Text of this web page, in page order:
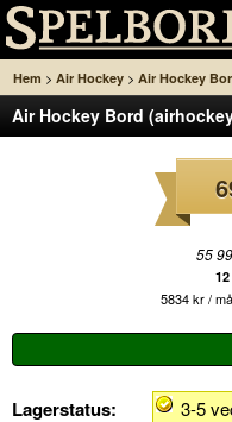
Hem > Air Hockey > Air Hockey
Air Hockey Bord
55
5834 kr /
Lagerstatus: 3-5